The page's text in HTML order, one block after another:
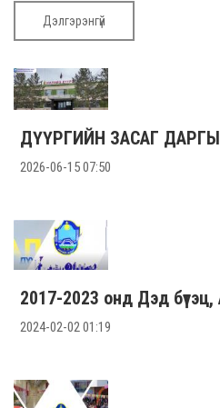
Дэлгэрэнгүй
ДҮҮРГИЙН ЗАСАГ
2026-06-15 07:50
2017-2023 онд Дэд бүтэц,
2024-02-02 01:19
A museum will be
The China-
The China-Mongolia-